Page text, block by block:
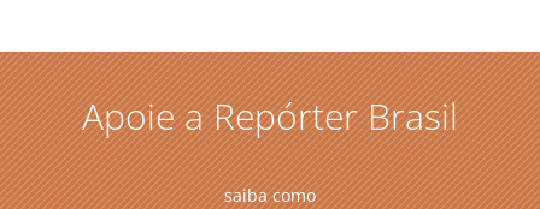
Apoie a Repórter Brasil
saiba como